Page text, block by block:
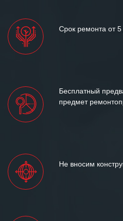
Срок ремонта от 5
Бесплатный
предмет
Не вносим